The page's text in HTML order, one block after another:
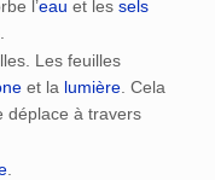
l’eau et les sels
Les feuilles
et la lumière. Cela
déplace à travers
.